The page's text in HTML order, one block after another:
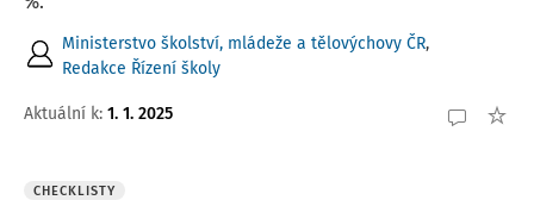
Ministerstvo školství, mládeže a tělovýchovy ČR,
Redakce Řízení školy
Aktuální k: 1. 1. 2025
CHECKLISTY